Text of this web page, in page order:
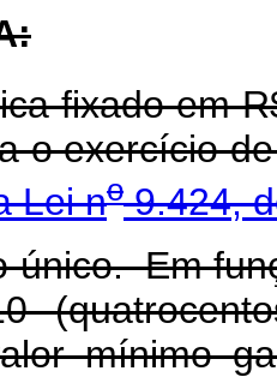
fixado em
o exercício
Lei no9.424,
Em
mínimo